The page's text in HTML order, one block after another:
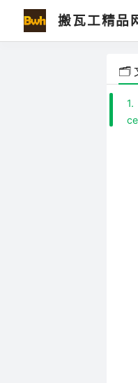
搬瓦工精品
🗂️
1.